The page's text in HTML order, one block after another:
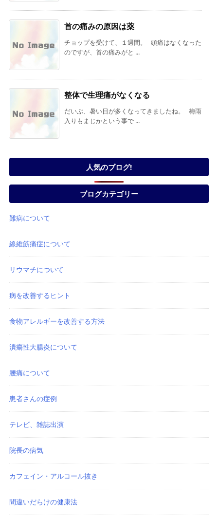
首の痛みの原因は薬
チョップを受けて、１週間。 頭痛はなくなった
のですが、首の痛みがと ...
整体で生理痛がなくなる
だいぶ、暑い日が多くなってきましたね。 梅雨
入りもまじかという事で ...
人気のブログ!
ブログカテゴリー
難病について
線維筋痛症について
リウマチについて
病を改善するヒント
食物アレルギーを改善する方法
潰瘍性大腸炎について
腰痛について
患者さんの症例
テレビ、雑誌出演
院長の病気
カフェイン・アルコール抜き
間違いだらけの健康法